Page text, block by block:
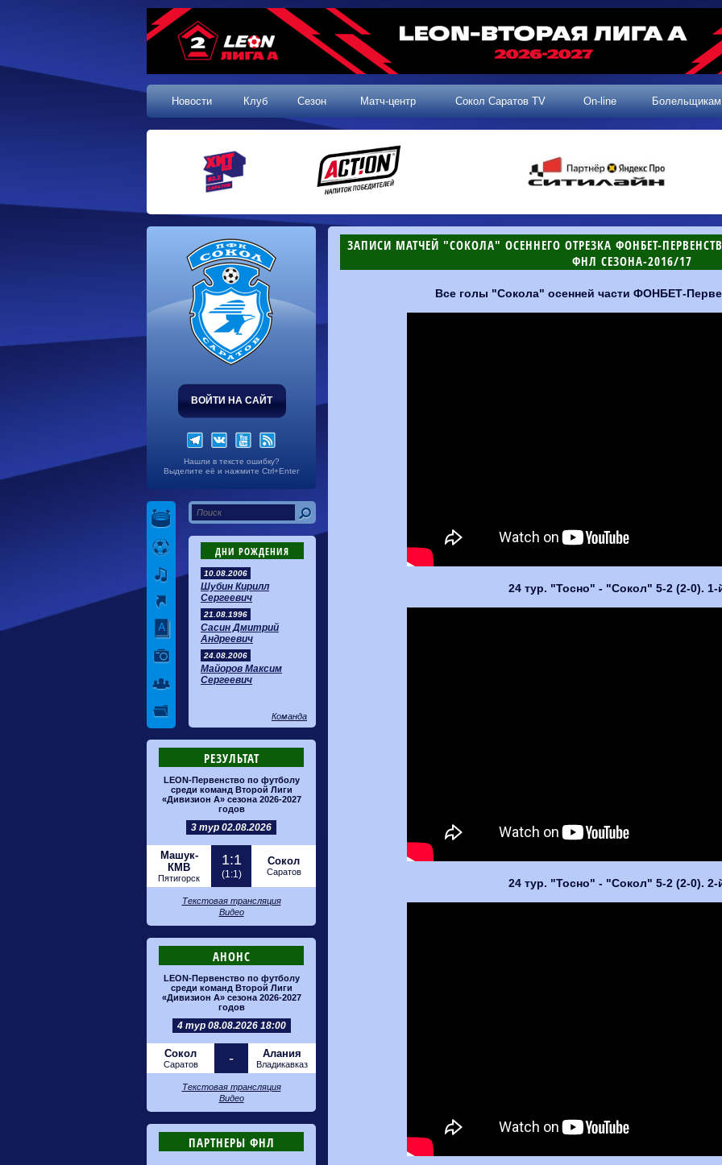
Новости Клуб Сезон Матч-центр Сокол Саратов TV On-line Болельщикам
ВОЙТИ НА САЙТ
Нашли в тексте ошибку?
Выделите её и нажмите Ctrl+Enter
ДНИ РОЖДЕНИЯ
10.08.2006
Шубин Кирилл
Сергеевич
21.08.1996
Сасин Дмитрий
Андреевич
24.08.2006
Майоров Максим
Сергеевич
Команда
РЕЗУЛЬТАТ
LEON-Первенство по футболу
среди команд Второй Лиги
«Дивизион А» сезона 2026-2027
годов
3 тур 02.08.2026
Машук-
КМВ
Пятигорск
1:1
(1:1)
Сокол
Саратов
Текстовая трансляция
Видео
АНОНС
LEON-Первенство по футболу
среди команд Второй Лиги
«Дивизион А» сезона 2026-2027
годов
4 тур 08.08.2026 18:00
Сокол
Саратов - Алания
Владикавказ
Текстовая трансляция
Видео
ПАРТНЕРЫ ФНЛ
ЗАПИСИ МАТЧЕЙ "СОКОЛА" ОСЕННЕГО ОТРЕЗКА ФОНБЕТ-
ФНЛ СЕЗОНА-2016/17
Все голы "Сокола" осенней части ФОНБЕТ-
24 тур. "Тосно" - "Сокол" 5-2 (2-0). 1-
24 тур. "Тосно" - "Сокол" 5-2 (2-0). 2-